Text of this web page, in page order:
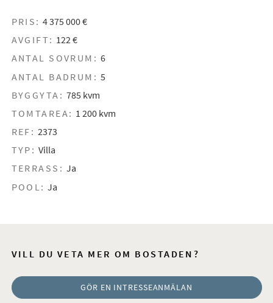
PRIS: 4 375 000 €
AVGIFT: 122 €
ANTAL SOVRUM: 6
ANTAL BADRUM: 5
BYGGYTA: 785 kvm
TOMTAREA: 1 200 kvm
REF: 2373
TYP: Villa
TERRASS: Ja
POOL: Ja
VILL DU VETA MER OM BOSTADEN?
GÖR EN INTRESSEANMÄLAN